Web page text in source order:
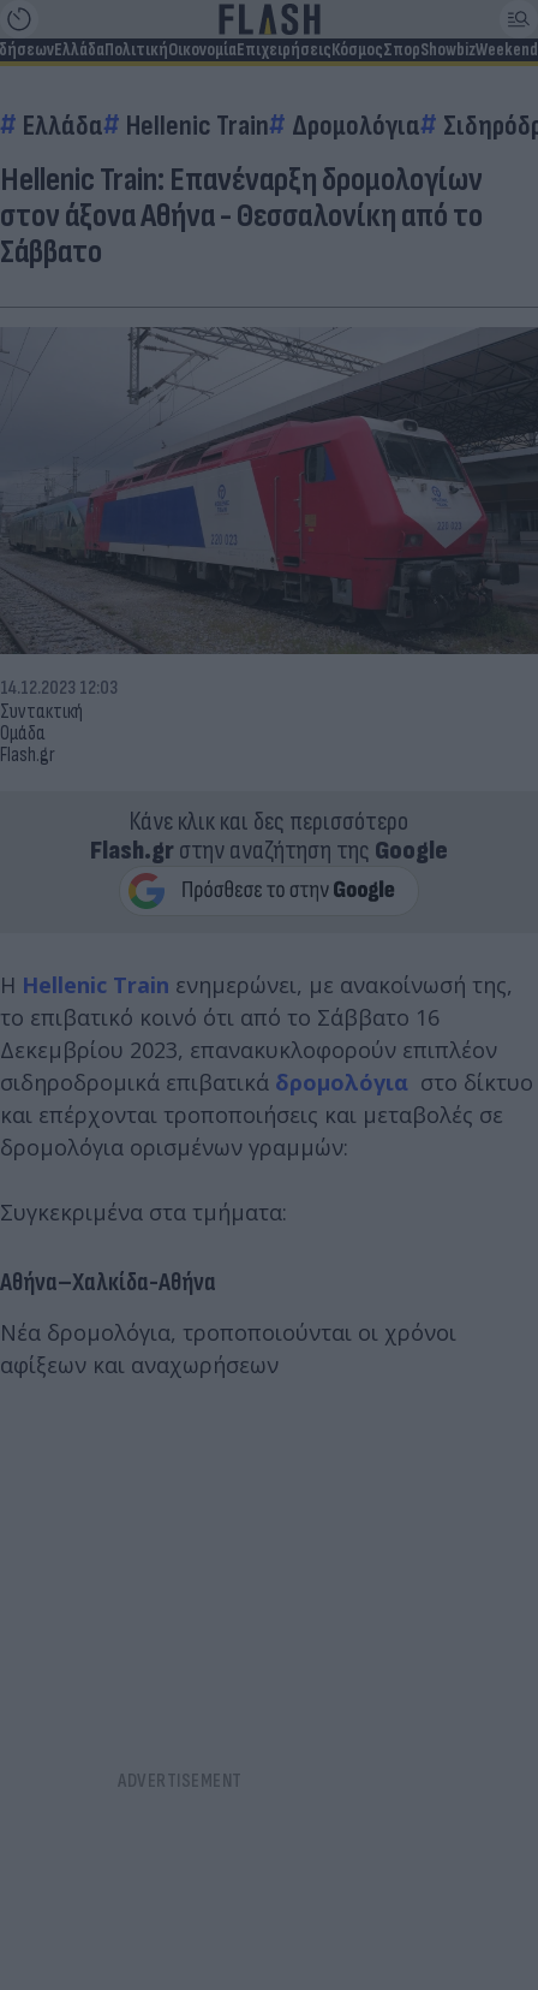
ΕλλάδαΠολιτικήΟικονομίαΕπιχειρήσειςΚόσμοςΣπορShowbizWeekend
Ελλάδα Hellenic Train Δρομολόγια
Hellenic Train: Επανέναρξη δρομολογίων
στον άξονα Αθήνα - Θεσσαλονίκη από το
Σάββατο
Συντακτική
Ομάδα
Flash.gr
14.12.2023 12:03
Κάνε κλικ και δες περισσότερο
Flash.grστην αναζήτηση της Google
Η Hellenic Train ενημερώνει, με ανακοίνωσή της,
το επιβατικό κοινό ότι από το Σάββατο 16
Δεκεμβρίου 2023, επανακυκλοφορούν επιπλέον
σιδηροδρομικά επιβατικά δρομολόγια στο δίκτυο
και επέρχονται τροποποιήσεις και μεταβολές σε
δρομολόγια ορισμένων γραμμών:
Συγκεκριμένα στα τμήματα:
Αθήνα–Χαλκίδα-Αθήνα
Νέα δρομολόγια, τροποποιούνται οι χρόνοι
αφίξεων και αναχωρήσεων